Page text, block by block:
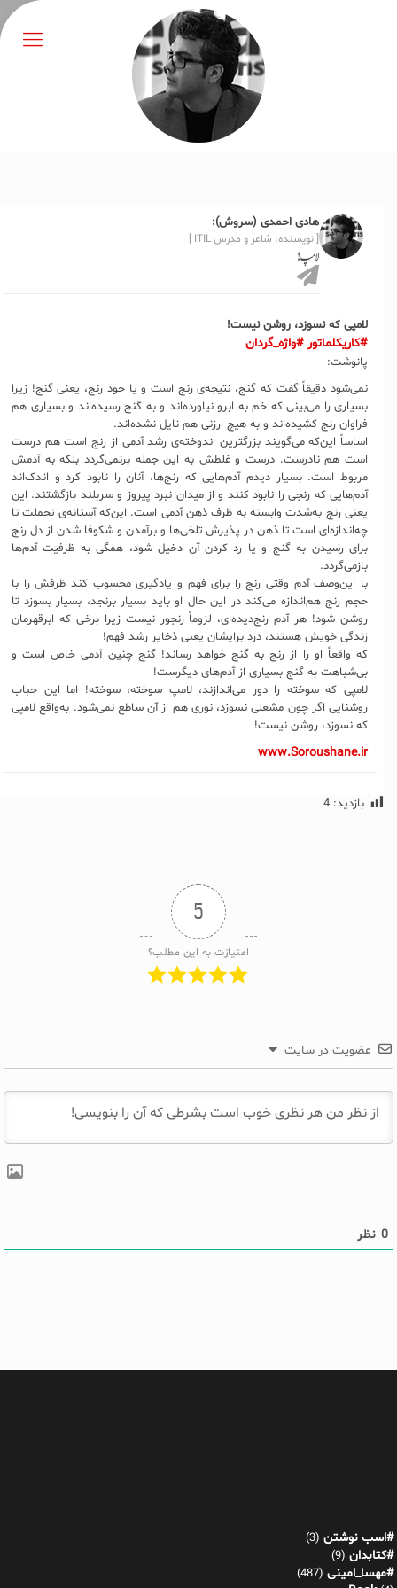
هادی احمدی (سروش):
[ نویسنده، شاعر و مدرس ITIL ]
لامپ!
لامپی که نسوزد، روشن نیست!
#کاریکلماتور #واژه_گردان
پانوشت:
نمی‌شود دقیقاً گفت که گنج، نتیجه‌ی رنج است و یا خود رنج، یعنی گنج! زیرا
بسیاری را می‌بینی که خم به ابرو نیاورده‌اند و به گنج رسیده‌اند و بسیاری هم
فراوان رنج کشیده‌اند و به هیچ ارزنی هم نایل نشده‌اند.
اساساً این‌که می‌گویند بزرگترین اندوخته‌ی رشد آدمی از رنج است هم درست
است هم نادرست. درست و غلطش به این جمله برنمی‌گردد بلکه به آدمش
مربوط است. بسیار دیدم آدم‌هایی که رنج‌ها، آنان را نابود کرد و اندک‌اند
آدم‌هایی که رنجی را نابود کنند و از میدان نبرد پیروز و سربلند بازگشتند. این
یعنی رنج به‌شدت وابسته به ظرف ذهن آدمی است. این‌که آستانه‌ی تحملت تا
چه‌اندازه‌ای است تا ذهن در پذیرش تلخی‌ها و برآمدن و شکوفا شدن از دل رنج
برای رسیدن به گنج و یا رد کردن آن دخیل شود، همگی به ظرفیت آدم‌ها
بازمی‌گردد.
با این‌وصف آدم وقتی رنج را برای فهم و یادگیری محسوب کند ظرفش را با
حجم رنج هم‌اندازه می‌کند در این حال او باید بسیار برنجد، بسیار بسوزد تا
روشن شود! هر آدم رنج‌دیده‌ای، لزوماً رنجور نیست زیرا برخی که ابرقهرمان
زندگی خویش هستند، درد برایشان یعنی ذخایر رشد فهم!
که واقعاً او را از رنج به گنج خواهد رساند! گنج چنین آدمی خاص است و
بی‌شباهت به گنج بسیاری از آدم‌های دیگرست!
لامپی که سوخته را دور می‌اندازند، لامپ سوخته، سوخته! اما این حباب
روشنایی اگر چون مشعلی نسوزد، نوری هم از آن ساطع نمی‌شود. به‌واقع لامپی
که نسوزد، روشن نیست!
www.Soroushane.ir
بازدید: 4
5
امتیازت به این مطلب؟
عضویت در سایت
0 نظر
#اسب نوشتن (3)
#کتابدان (9)
#مهسا_امینی (487)